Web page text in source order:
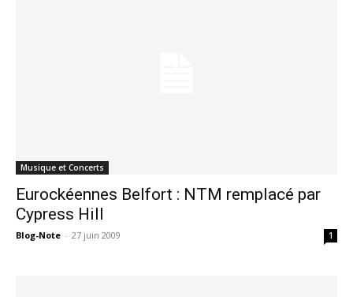
Musique et Concerts
Eurockéennes Belfort : NTM remplacé par
Cypress Hill
Blog-Note - 27 juin 2009 1